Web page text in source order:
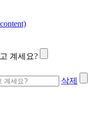
계세요?
삭제